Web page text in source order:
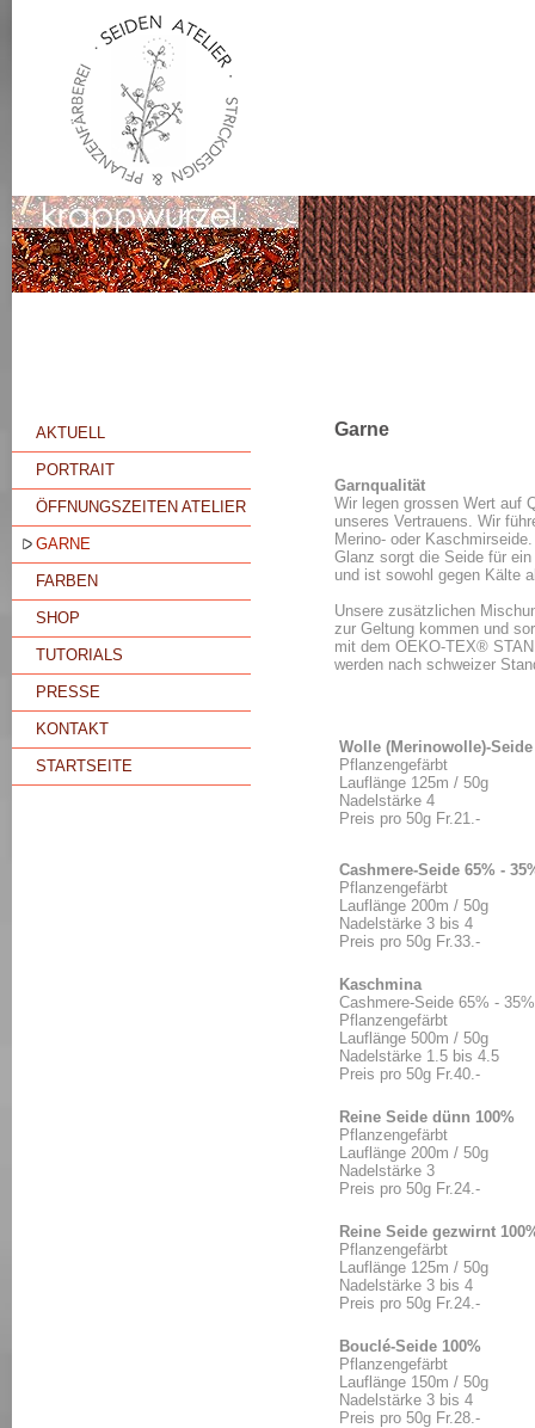
AKTUELL
PORTRAIT
ÖFFNUNGSZEITEN ATELIER
GARNE
FARBEN
SHOP
TUTORIALS
PRESSE
KONTAKT
STARTSEITE
Garne
Garnqualität
Wir legen grossen Wert auf
unseres Vertrauens. Wir
Merino- oder
Glanz sorgt die Seide für
und ist sowohl gegen Kälte
Unsere zusätzlichen
zur Geltung kommen und
mit dem OEKO-TEX®
werden nach schweizer
Wolle (Merinowolle)-Seide
Pflanzengefärbt
Lauflänge 125m / 50g
Nadelstärke 4
Preis pro 50g Fr.21.-
Cashmere-Seide 65% -
Pflanzengefärbt
Lauflänge 200m / 50g
Nadelstärke 3 bis 4
Preis pro 50g Fr.33.-
Kaschmina
Cashmere-Seide 65% - 35%
Pflanzengefärbt
Lauflänge 500m / 50g
Nadelstärke 1.5 bis 4.5
Preis pro 50g Fr.40.-
Reine Seide dünn 100%
Pflanzengefärbt
Lauflänge 200m / 50g
Nadelstärke 3
Preis pro 50g Fr.24.-
Reine Seide gezwirnt
Pflanzengefärbt
Lauflänge 125m / 50g
Nadelstärke 3 bis 4
Preis pro 50g Fr.24.-
Bouclé-Seide 100%
Pflanzengefärbt
Lauflänge 150m / 50g
Nadelstärke 3 bis 4
Preis pro 50g Fr.28.-